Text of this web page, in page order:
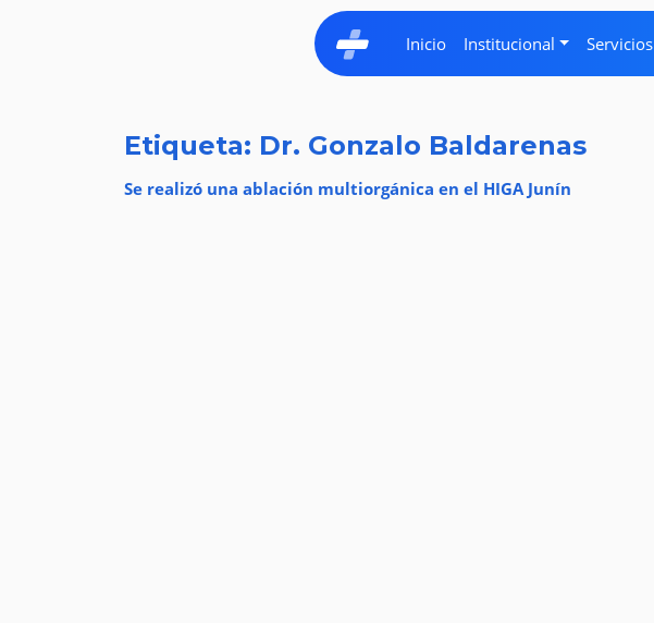
Inicio Institucional Servicios
Etiqueta: Dr. Gonzalo Baldarenas
Se realizó una ablación multiorgánica en el HIGA Junín